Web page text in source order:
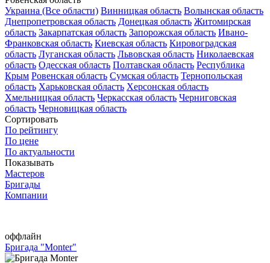
Украина (Все области) Винницкая область Волынская область
Днепропетровская область Донецкая область Житомирская
область Закарпатская область Запорожская область Ивано-
Франковская область Киевская область Кировоградская
область Луганская область Львовская область Николаевская
область Одесская область Полтавская область Республика
Крым Ровенская область Сумская область Тернопольская
область Харьковская область Херсонская область
Хмельницкая область Черкасская область Черниговская
область Черновицкая область
Сортировать
По рейтингу
По цене
По актуальности
Показывать
Мастеров
Бригады
Компании
оффлайн
Бригада "Monter"